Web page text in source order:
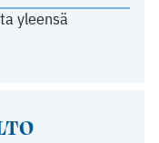
yleensä